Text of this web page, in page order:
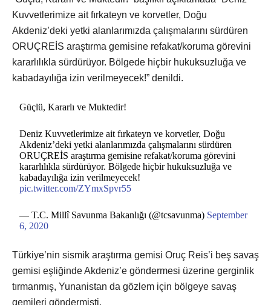
Kuvvetlerimize ait fırkateyn ve korvetler, Doğu
Akdeniz’deki yetki alanlarımızda çalışmalarını sürdüren
ORUÇREİS araştırma gemisine refakat/koruma görevini
kararlılıkla sürdürüyor. Bölgede hiçbir hukuksuzluğa ve
kabadayılığa izin verilmeyecek!” denildi.
Güçlü, Kararlı ve Muktedir!
Deniz Kuvvetlerimize ait fırkateyn ve korvetler, Doğu
Akdeniz’deki yetki alanlarımızda çalışmalarını sürdüren
ORUÇREİS araştırma gemisine refakat/koruma görevini
kararlılıkla sürdürüyor. Bölgede hiçbir hukuksuzluğa ve
kabadayılığa izin verilmeyecek!
pic.twitter.com/ZYmxSpvr55
— T.C. Millî Savunma Bakanlığı (@tcsavunma) September
6, 2020
Türkiye’nin sismik araştırma gemisi Oruç Reis’i beş savaş
gemisi eşliğinde Akdeniz’e göndermesi üzerine gerginlik
tırmanmış, Yunanistan da gözlem için bölgeye savaş
gemileri göndermişti.